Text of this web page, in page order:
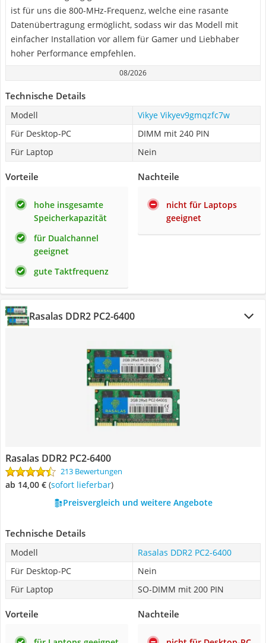
ist für uns die 800-MHz-Frequenz, welche eine rasante
Datenübertragung ermöglicht, sodass wir das Modell mit
einfacher Installation vor allem für Gamer und Liebhaber
hoher Performance empfehlen.
08/2026
Technische Details
Modell
Vikye Vikyev9gmqzfc7w
Für Desktop-PC
DIMM mit 240 PIN
Für Laptop
Nein
Vorteile
hohe insgesamte
Speicherkapazität
für Dualchannel
geeignet
gute Taktfrequenz
Nachteile
nicht für Laptops
geeignet
Rasalas DDR2 PC2-6400
Rasalas DDR2 PC2-6400
213 Bewertungen
ab 14,00 € ( Sofort lieferbar)
Preisvergleich und weitere Angebote
Technische Details
Modell
Rasalas DDR2 PC2-6400
Für Desktop-PC
Nein
Für Laptop
SO-DIMM mit 200 PIN
Vorteile Nachteile